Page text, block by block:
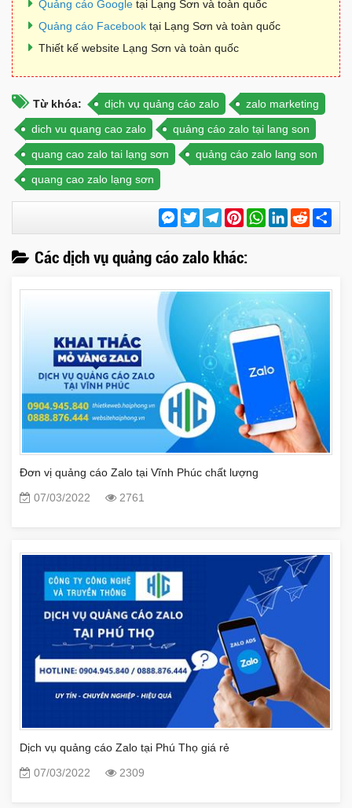
Quảng cáo Google tại Lạng Sơn và toàn quốc
Quảng cáo Facebook tại Lạng Sơn và toàn quốc
Thiết kế website Lạng Sơn và toàn quốc
Từ khóa: dịch vụ quảng cáo zalo
zalo marketing
dich vu quang cao zalo
quảng cáo zalo tại lang son
quang cao zalo tai lạng sơn
quảng cáo zalo lang son
quang cao zalo lạng sơn
Messenger
TwitterTelegramPinterestWhatsApp
LinkedInReddit
Các dịch vụ quảng cáo zalo khác:
Đơn vị quảng cáo Zalo tại Vĩnh Phúc chất lượng
07/03/2022
2761
Dịch vụ quảng cáo Zalo tại Phú Thọ giá rẻ
07/03/2022
2309